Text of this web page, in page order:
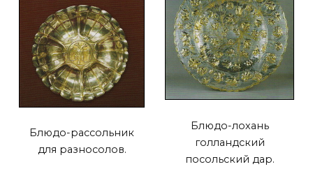
Блюдо-рассольник
для разносолов.
Блюдо-лохань
голландский
посольский дар.